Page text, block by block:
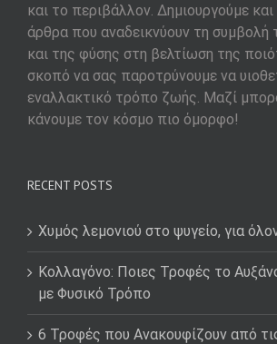
και το περιβάλλον. Δημιουργούμε
άρθρα που αναδεικνύουν τη συμβολή
και της φύσης στη βελτίωση της
σκοπό να σας παροτρύνουμε να
εναλλακτικό τρόπο ζωής. Μαζί
κάνουμε τον κόσμο πιο όμορφο!
RECENT POSTS
Χυμός λεμονιού στο ψυγείο, για
Κολλαγόνο: Ποιες Τροφές το
με Φυσικό Τρόπο
6 Τροφές που Ανακουφίζουν από